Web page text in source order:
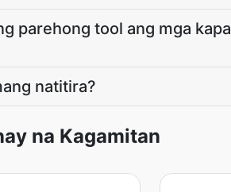
parehong tool ang mga
natitira?
na Kagamitan